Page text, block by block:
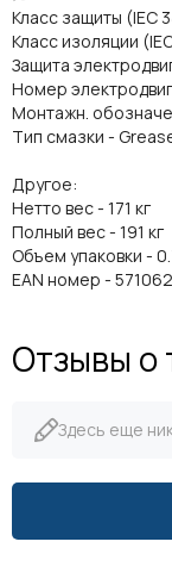
Класс защиты
Класс изоляции
Защита
Номер
Монтажн.
Тип смазки -
Другое:
Нетто вес - 171 кг
Полный вес - 191 кг
Объем упаковки -
EAN номер -
Отзывы о
Здесь еще